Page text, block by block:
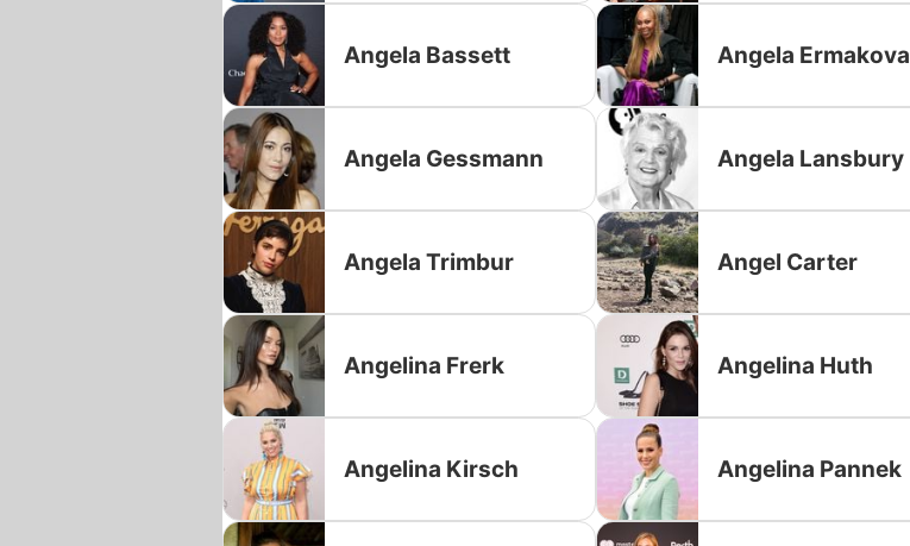
Angela Bassett Angela Ermakova
Angela Gessmann Angela Lansbury
Angela Trimbur Angel Carter
Angelina Frerk Angelina Huth
Angelina Kirsch Angelina Pannek